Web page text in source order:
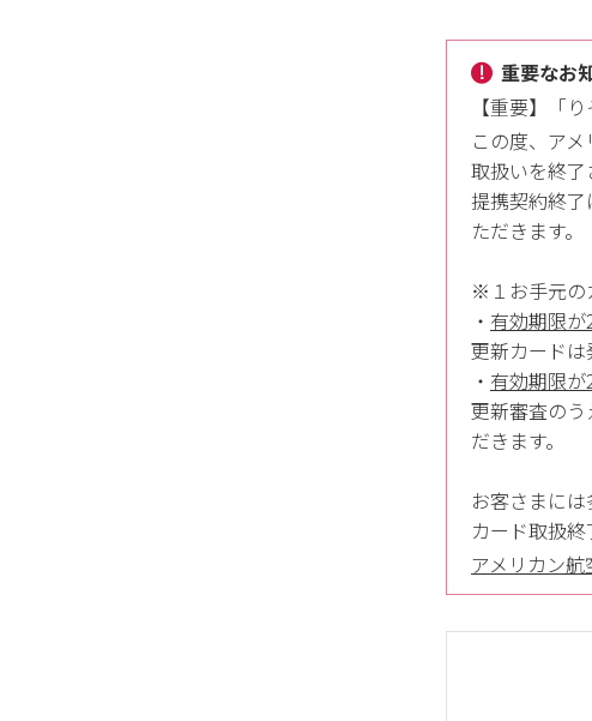
重要なお
【重要】「
この度、ア
取扱いを終了
提携契約終
ただきます。
※１お手元の
・ 有効期限
更新カードは
・ 有効期限
更新審査の
だきます。
お客さまに
カード取扱
アメリカン